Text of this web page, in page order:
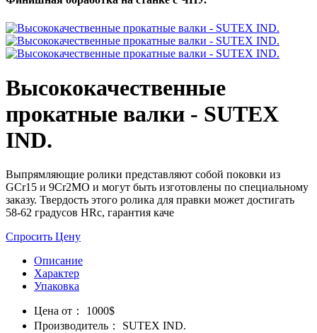
Высококачественные
прокатные валки - SUTEX
IND.
Выпрямляющие ролики представляют собой поковки из
GCr15 и 9Cr2MO и могут быть изготовлены по специальному
заказу. Твердость этого ролика для правки может достигать
58-62 градусов HRc, гарантия каче
Спросить Цену
Описание
Характер
Упаковка
Цена от：
1000$
Производитель：
SUTEX IND.